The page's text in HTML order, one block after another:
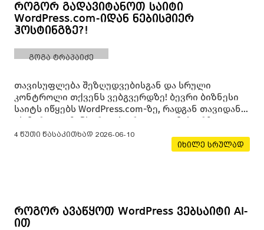
როგორ გადავიტანოთ საიტი
WordPress.com-იდან ნებისმიერ
ჰოსტინგზე?!
გოგა ტრაპაიძე
თავისუფლება შეზღუდვებისგან და სრული
კონტროლი თქვენს ვებგვერდზე! ბევრი ბიზნესი
საიტს იწყებს WordPress.com-ზე, რადგან თავიდან
ეს მარტივი ჩანს: რეგისტრაცია, თემის არჩევა,
რამდენიმე გვერდის შექმნა და საიტი უკვე
ონლაინ არის. მაგრამ გარკვეული დროის შემდეგ
4 წუთი წასაკითხად 2026-06-10
იხილე სრულად
როგორ ავაწყოთ WordPress ვებსაიტი AI-
ით